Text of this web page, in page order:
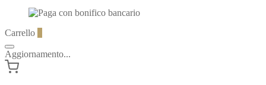
Carrello
Aggiornamento...